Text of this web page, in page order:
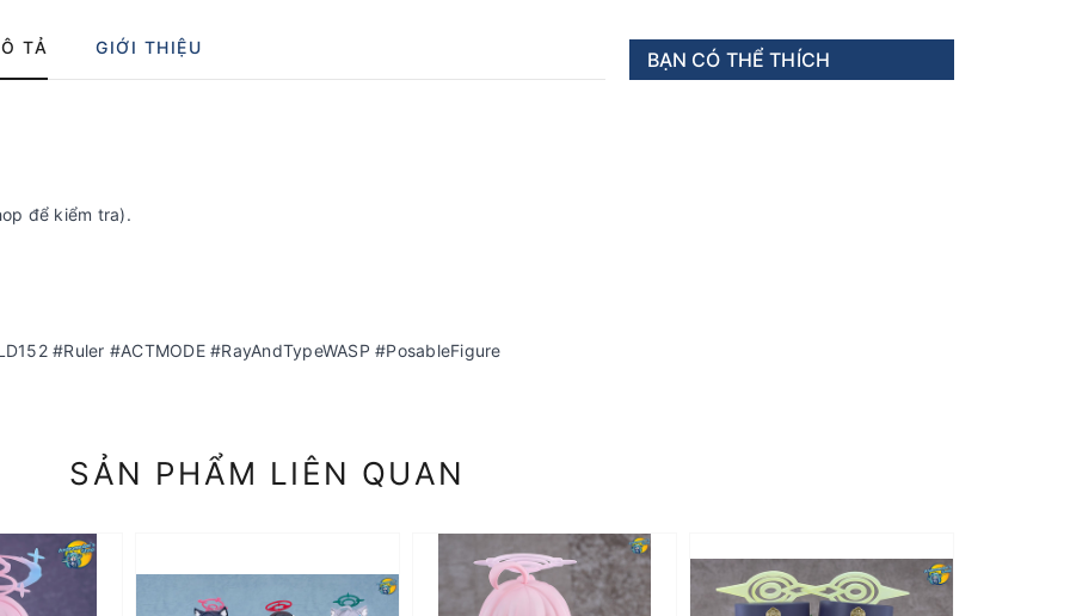
TẢ GIỚI THIỆU
để kiểm tra).
#Ruler #ACTMODE #RayAndTypeWASP #PosableFigure
BẠN CÓ THỂ THÍCH
SẢN PHẨM LIÊN QUAN